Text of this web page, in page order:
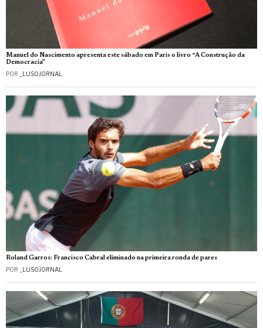
Manuel do Nascimento apresenta este sábado em Paris o livro “A Construção da
Democracia”
POR _LUSOJORNAL
Roland Garros: Francisco Cabral eliminado na primeira ronda de pares
POR _LUSOJORNAL